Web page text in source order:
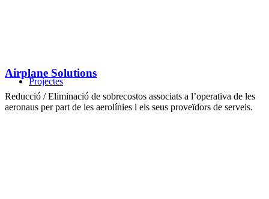
Projectes
Airplane Solutions
Reducció / Eliminació de sobrecostos associats a l’operativa de les
aeronaus per part de les aerolínies i els seus proveïdors de serveis.